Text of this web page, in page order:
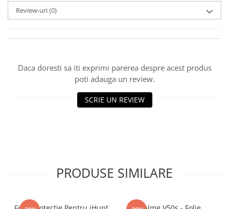
Review-uri(0)
Daca doresti sa iti exprimi parerea despre acest produs
poti adauga un review.
SCRIE UN REVIEW
PRODUSE SIMILARE